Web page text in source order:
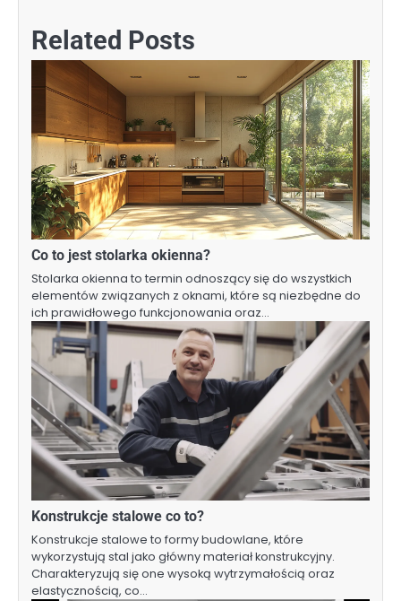
Related Posts
Co to jest stolarka okienna?
Stolarka okienna to termin odnoszący się do wszystkich
elementów związanych z oknami, które są niezbędne do
ich prawidłowego funkcjonowania oraz…
Konstrukcje stalowe co to?
Konstrukcje stalowe to formy budowlane, które
wykorzystują stal jako główny materiał konstrukcyjny.
Charakteryzują się one wysoką wytrzymałością oraz
elastycznością, co…